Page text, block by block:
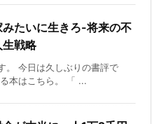
みたいに生きろ-将来の不
戦略
。 今日は久しぶりの書評で
本はこちら。 「 ...